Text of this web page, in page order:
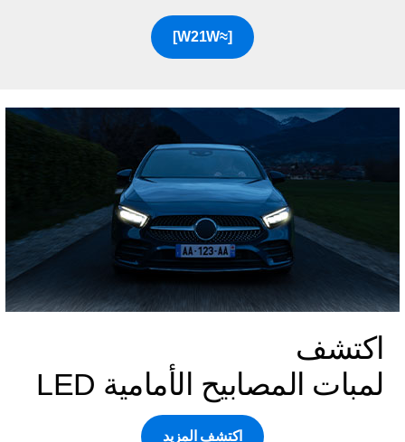
[≈W21W]
اكتشف
لمبات المصابيح الأمامية LED
اكتشف المزيد